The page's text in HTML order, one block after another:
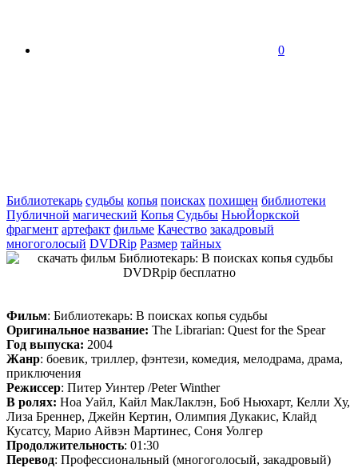
0
Библиотекарь судьбы копья поисках похищен библиотеки
Публичной магический Копья Судьбы НьюЙоркской
фрагмент артефакт фильме Качество закадровый
многоголосый DVDRip Размер тайных
Фильм: Библиотекарь: В поисках копья судьбы
Оригинальное название: The Librarian: Quest for the Spear
Год выпуска: 2004
Жанр: боевик, триллер, фэнтези, комедия, мелодрама, драма,
приключения
Режиссер: Питер Уинтер /Peter Winther
В ролях: Ноа Уайл, Кайл МакЛаклэн, Боб Ньюхарт, Келли Ху,
Лиза Бреннер, Джейн Кертин, Олимпия Дукакис, Клайд
Кусатсу, Марио Айвэн Мартинес, Соня Уолгер
Продолжительность: 01:30
Перевод: Профессиональный (многоголосый, закадровый)